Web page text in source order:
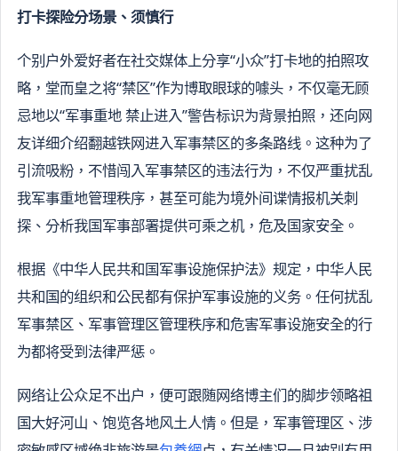
打卡探险分场景、须慎行
个别户外爱好者在社交媒体上分享“小众”打卡地的拍照攻
略，堂而皇之将“禁区”作为博取眼球的噱头，不仅毫无顾
忌地以“军事重地 禁止进入”警告标识为背景拍照，还向网
友详细介绍翻越铁网进入军事禁区的多条路线。这种为了
引流吸粉，不惜闯入军事禁区的违法行为，不仅严重扰乱
我军事重地管理秩序，甚至可能为境外间谍情报机关刺
探、分析我国军事部署提供可乘之机，危及国家安全。
根据《中华人民共和国军事设施保护法》规定，中华人民
共和国的组织和公民都有保护军事设施的义务。任何扰乱
军事禁区、军事管理区管理秩序和危害军事设施安全的行
为都将受到法律严惩。
网络让公众足不出户，便可跟随网络博主们的脚步领略祖
国大好河山、饱览各地风土人情。但是，军事管理区、涉